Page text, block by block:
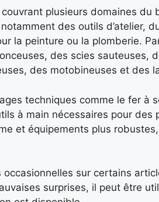
plusieurs domaines du
des outils d’atelier,
la peinture ou la plomberie.
des scies sauteuses,
des motobineuses et des
techniques comme le fer à
à main nécessaires pour des
et équipements plus
sur certains
surprises, il peut être